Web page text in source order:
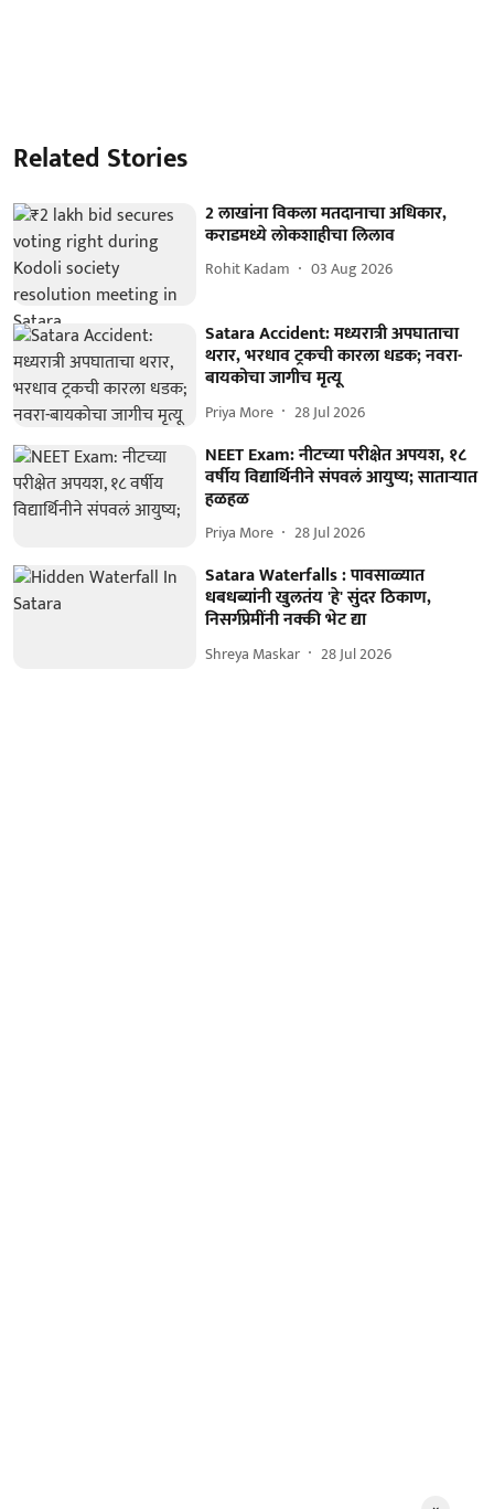
Related Stories
2 लाखांना विकला मतदानाचा अधिकार,
कराडमध्ये लोकशाहीचा लिलाव
Rohit Kadam 03 Aug 2026
Satara Accident: मध्यरात्री अपघाताचा
थरार, भरधाव ट्रकची कारला धडक; नवरा-
बायकोचा जागीच मृत्यू
Priya More 28 Jul 2026
NEET Exam: नीटच्या परीक्षेत अपयश, १८
वर्षीय विद्यार्थिनीने संपवलं आयुष्य; साताऱ्यात
हळहळ
Priya More 28 Jul 2026
Satara Waterfalls : पावसाळ्यात
धबधब्यांनी खुलतंय 'हे' सुंदर ठिकाण,
निसर्गप्रेमींनी नक्की भेट द्या
Shreya Maskar 28 Jul 2026